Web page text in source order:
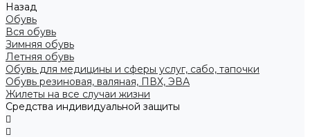
Назад
Обувь
Вся обувь
Зимняя обувь
Летняя обувь
Обувь для медицины и сферы услуг, сабо, тапочки
Обувь резиновая, валяная, ПВХ, ЭВА
Жилеты на все случаи жизни
Средства индивидуальной защиты